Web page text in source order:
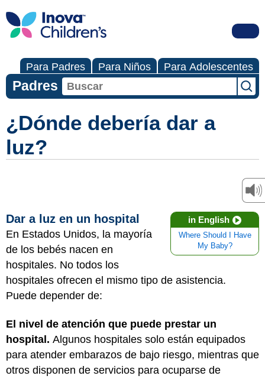
Para Padres Para Niños Para Adolescentes
Padres
¿Dónde debería dar a
luz?
in English
Where Should I Have
My Baby?
Dar a luz en un hospital
En Estados Unidos, la mayoría
de los bebés nacen en
hospitales. No todos los
hospitales ofrecen el mismo tipo de asistencia.
Puede depender de:
El nivel de atención que puede prestar un
hospital. Algunos hospitales solo están equipados
para atender embarazos de bajo riesgo, mientras que
otros disponen de servicios para ocuparse de